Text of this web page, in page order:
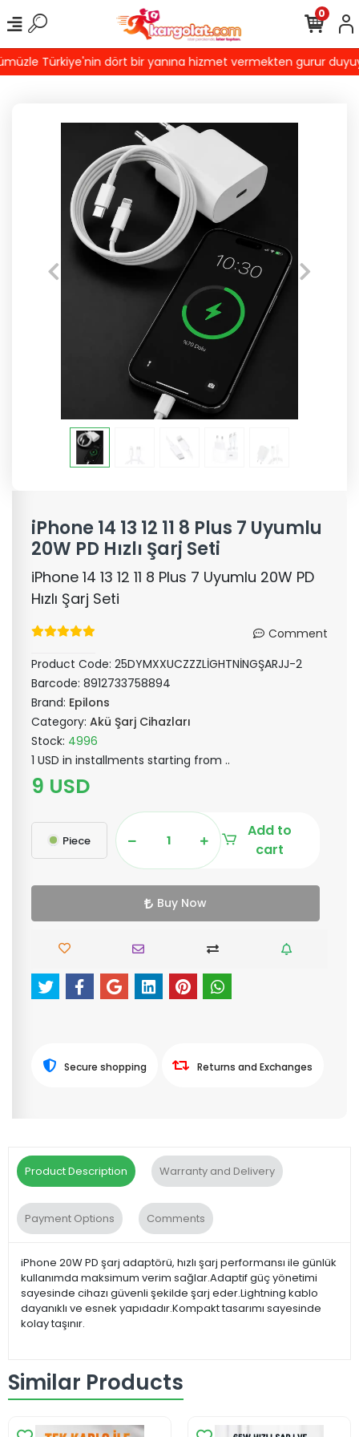
Türkiye'nin dört bir yanına hizmet vermekten gurur
0
iPhone 14 13 12 11 8 Plus 7 Uyumlu
20W PD Hızlı Şarj Seti
iPhone 14 13 12 11 8 Plus 7 Uyumlu 20W PD
Hızlı Şarj Seti
Comment
Product Code: 25DYMXXUCZZZLİGHTNİNGŞARJJ-2
Barcode: 8912733758894
Brand: Epilons
Category: Akü Şarj Cihazları
Stock: 4996
1 USD in installments starting from ..
9 USD
Piece
Add to
cart
Buy Now
Secure shopping Returns and Exchanges
Product Description Warranty and Delivery
Payment Options Comments
iPhone 20W PD şarj adaptörü, hızlı şarj performansı ile günlük
kullanımda maksimum verim sağlar.Adaptif güç yönetimi
sayesinde cihazı güvenli şekilde şarj eder.Lightning kablo
dayanıklı ve esnek yapıdadır.Kompakt tasarımı sayesinde
kolay taşınır.
Similar Products